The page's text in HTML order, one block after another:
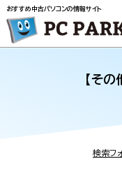
おすすめ中古パソコンの情報サイト
【そ
検索フ